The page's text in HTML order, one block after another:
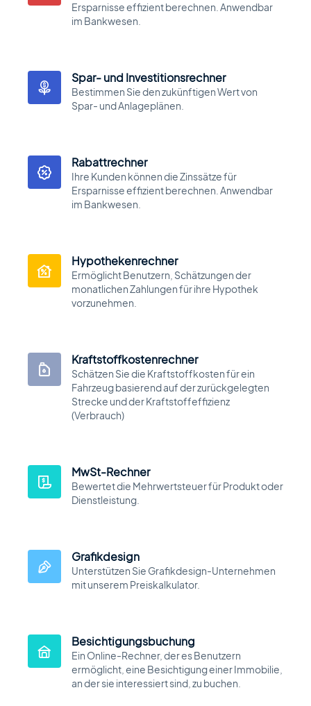
Ersparnisse effizient berechnen. Anwendbar
im Bankwesen.
Spar- und Investitionsrechner
Bestimmen Sie den zukünftigen Wert von
Spar- und Anlageplänen.
Rabattrechner
Ihre Kunden können die Zinssätze für
Ersparnisse effizient berechnen. Anwendbar
im Bankwesen.
Hypothekenrechner
Ermöglicht Benutzern, Schätzungen der
monatlichen Zahlungen für ihre Hypothek
vorzunehmen.
Kraftstoffkostenrechner
Schätzen Sie die Kraftstoffkosten für ein
Fahrzeug basierend auf der zurückgelegten
Strecke und der Kraftstoffeffizienz
(Verbrauch)
MwSt-Rechner
Bewertet die Mehrwertsteuer für Produkt oder
Dienstleistung.
Grafikdesign
Unterstützen Sie Grafikdesign-Unternehmen
mit unserem Preiskalkulator.
Besichtigungsbuchung
Ein Online-Rechner, der es Benutzern
ermöglicht, eine Besichtigung einer Immobilie,
an der sie interessiert sind, zu buchen.